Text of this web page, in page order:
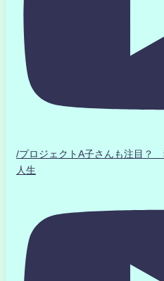
/プロジェクトA子さんも注目？
人生